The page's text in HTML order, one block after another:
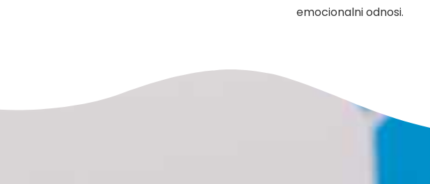
emocionalni odnosi.